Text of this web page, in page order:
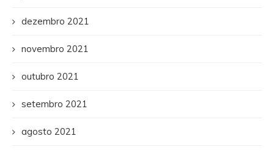
dezembro 2021
novembro 2021
outubro 2021
setembro 2021
agosto 2021